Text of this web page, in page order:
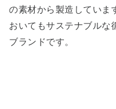
の素材から製造していま
おいてもサステナブルな
ブランドです。